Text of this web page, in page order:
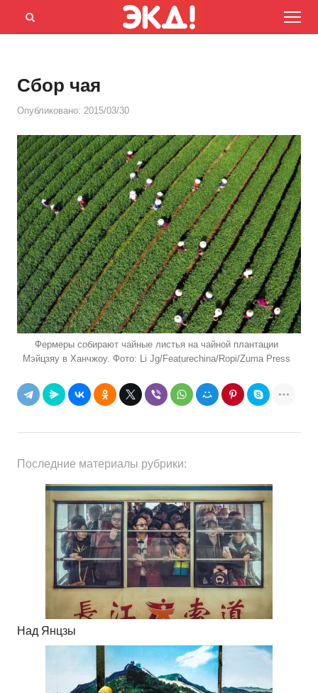
Menu
Открыть
Сбор чая
Опубликовано: 2015/03/30
Фермеры собирают чайные листья на чайной плантации
Мэйцзяу в Ханчжоу. Фото: Li Jg/Featurechina/Ropi/Zuma Press
Последние материалы рубрики:
Над Янцзы